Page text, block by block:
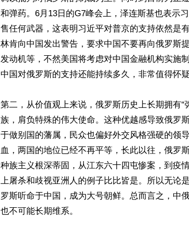
和弹药。6月13日的G7峰会上，泽连斯基也表示
售任何武器，这表明习近平对普京的支持依然是
林肯向中国发出警告，要求中国不要再向俄罗斯
发动机等，不然美国将考虑对中国金融机构实施
中国对俄罗斯的支持还能持续多久，非常值得怀疑
第二，从价值观上来说，俄罗斯历史上长期拥有
族，肩负特殊的伟大使命。这种优越感导致俄罗
于做别国的藩属，民众也偏好外交风格强硬的领
血，两国的地位已经不再平等，长此以往，俄罗
种族主义根深蒂固，从江东六十四屯惨案，到疫
上屠杀和歧视亚洲人的例子比比皆是。所以无
罗斯听命于中国，成为大号朝鲜。总而言之，中
也不可能长期维系。